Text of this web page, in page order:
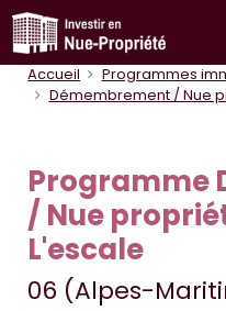
Accueil
Programmes
Démembrement / Nue
Programme
/ Nue
L'escale
06 (Alpes-